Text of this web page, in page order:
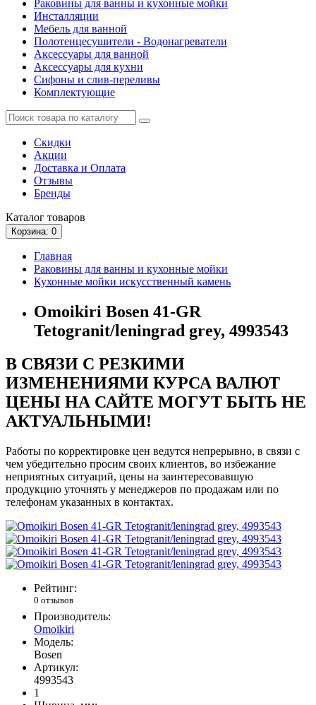
Раковины для ванны и кухонные мойки
Инсталляции
Мебель для ванной
Полотенцесушители - Водонагреватели
Аксессуары для ванной
Аксессуары для кухни
Сифоны и слив-переливы
Комплектующие
Скидки
Акции
Доставка и Оплата
Отзывы
Бренды
Каталог товаров
Корзина: 0
Главная
Раковины для ванны и кухонные мойки
Кухонные мойки искусственный камень
Omoikiri Bosen 41-GR
Tetogranit/leningrad grey, 4993543
В СВЯЗИ С РЕЗКИМИ
ИЗМЕНЕНИЯМИ КУРСА ВАЛЮТ
ЦЕНЫ НА САЙТЕ МОГУТ БЫТЬ НЕ
АКТУАЛЬНЫМИ!
Работы по корректировке цен ведутся непрерывно, в связи с
чем убедительно просим своих клиентов, во избежание
неприятных ситуаций, цены на заинтересовавшую
продукцию уточнять у менеджеров по продажам или по
телефонам указанных в контактах.
Рейтинг:
0 отзывов
Производитель:
Omoikiri
Модель:
Bosen
Артикул:
4993543
1